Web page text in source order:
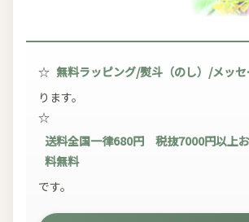
☆ 無料ラッピング/熨斗（のし）/メッ
ります。
☆
送料全国一律680円 税抜7000円以上
料無料
です。